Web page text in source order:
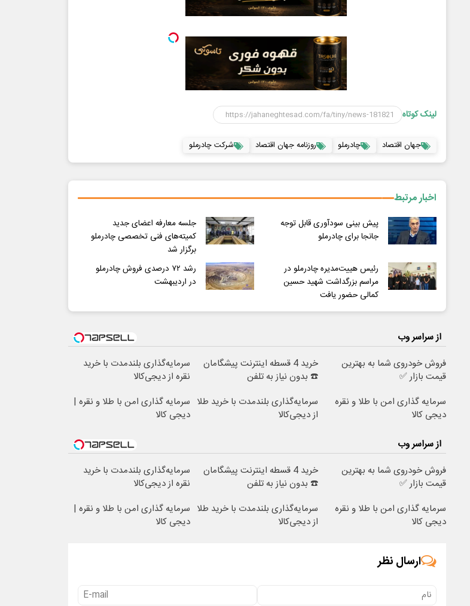
لینک کوتاه
جهان اقتصاد چادرملو روزنامه جهان اقتصاد شرکت چادرملو
اخبار مرتبط
پیش بینی سودآوری قابل توجه
جانجا برای چادرملو
جلسه معارفه اعضای جدید
کمیته‌های فنی تخصصی چادرملو
برگزار شد
رئیس هییت‌مدیره چادرملو در
مراسم بزرگداشت شهید حسین
کمالی حضور یافت
رشد ۷۲ درصدی فروش چادرملو
در اردیبهشت
از سراسر وب
فروش خودروی شما به بهترین
قیمت بازار ✅
خرید 4 قسطه اینترنت پیشگامان
☎️ بدون نیاز به تلفن
سرمایه‌گذاری بلندمدت با خرید
نقره از دیجی‌کالا
سرمایه گذاری امن با طلا و نقره
دیجی کالا
سرمایه‌گذاری بلندمدت با خرید طلا
از دیجی‌کالا
سرمایه گذاری امن با طلا و نقره |
دیجی کالا
از سراسر وب
فروش خودروی شما به بهترین
قیمت بازار ✅
خرید 4 قسطه اینترنت پیشگامان
☎️ بدون نیاز به تلفن
سرمایه‌گذاری بلندمدت با خرید
نقره از دیجی‌کالا
سرمایه گذاری امن با طلا و نقره
دیجی کالا
سرمایه‌گذاری بلندمدت با خرید طلا
از دیجی‌کالا
سرمایه گذاری امن با طلا و نقره |
دیجی کالا
ارسال نظر